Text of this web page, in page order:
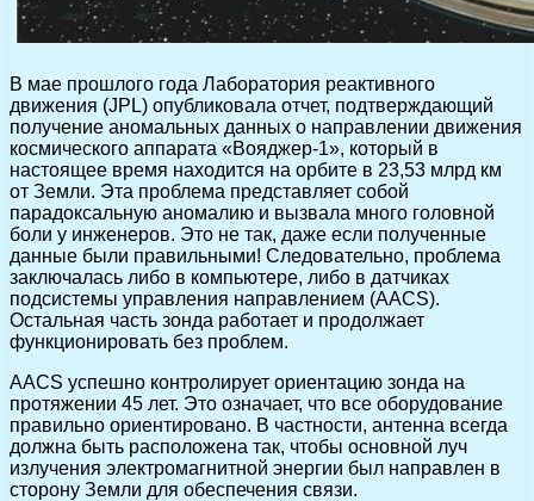
В мае прошлого года Лаборатория реактивного
движения (JPL) опубликовала отчет, подтверждающий
получение аномальных данных о направлении движения
космического аппарата «Вояджер-1», который в
настоящее время находится на орбите в 23,53 млрд км
от Земли. Эта проблема представляет собой
парадоксальную аномалию и вызвала много головной
боли у инженеров. Это не так, даже если полученные
данные были правильными! Следовательно, проблема
заключалась либо в компьютере, либо в датчиках
подсистемы управления направлением (AACS).
Остальная часть зонда работает и продолжает
функционировать без проблем.
AACS успешно контролирует ориентацию зонда на
протяжении 45 лет. Это означает, что все оборудование
правильно ориентировано. В частности, антенна всегда
должна быть расположена так, чтобы основной луч
излучения электромагнитной энергии был направлен в
сторону Земли для обеспечения связи.